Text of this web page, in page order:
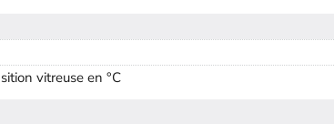
vitreuse en °C